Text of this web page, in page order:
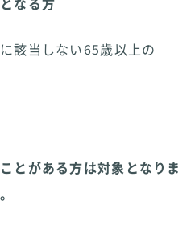
該当しない65歳以上の
がある方は対象となりま